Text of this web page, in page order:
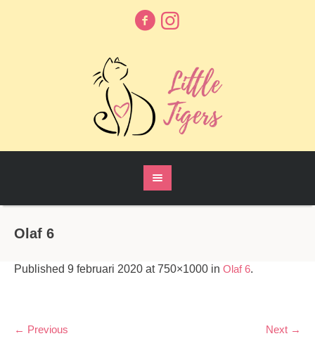
Olaf 6
Published 9 februari 2020 at 750×1000 in Olaf 6.
← Previous Next →